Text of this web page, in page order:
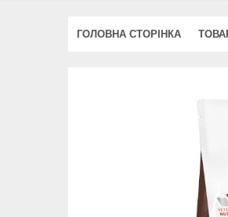
ГОЛОВНА СТОРІНКА